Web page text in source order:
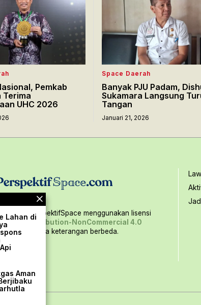
Pemkab
Terima
UHC 2026
Space Daerah
Banyak PJU Padam,
Sukamara Langsung
Tangan
Januari 21, 2026
situs PerspektifSpace menggunakan lisensi
Attribution-NonCommercial 4.0
kecuali ada keterangan berbeda.
Lahan di
Aman